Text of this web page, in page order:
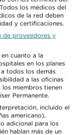
los médicos del
de la red deben
y certificaciones.
de proveedores y
cuanto a la
en los planes
todos los demás
a las oficinas
miembros tienen
Permanente.
incluido el
americano),
adicional para los
hablan más de un